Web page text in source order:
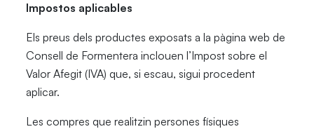
Impostos aplicables
Els preus dels productes exposats a la pàgina web de
Consell de Formentera inclouen l’Impost sobre el
Valor Afegit (IVA) que, si escau, sigui procedent
aplicar.
Les compres que realitzin persones físiques